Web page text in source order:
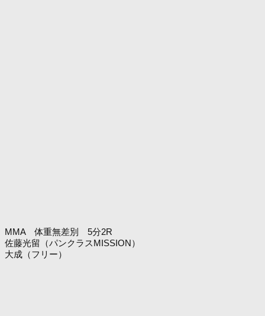
MMA 体重無差別 5分2R
佐藤光留（パンクラスMISSION）
大成（フリー）